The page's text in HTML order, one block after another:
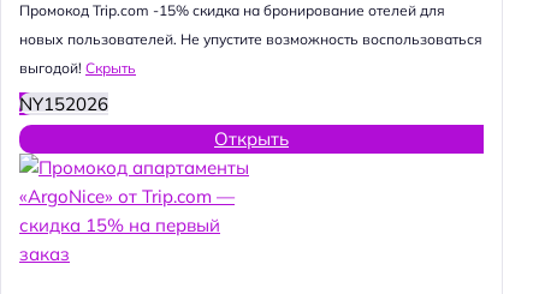
Промокод Trip.com -15% скидка на бронирование отелей для
новых пользователей. Не упустите возможность воспользоваться
выгодой! Скрыть
NY152026
Открыть